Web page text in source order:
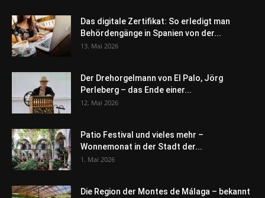
Das digitale Zertifikat: So erledigt man
Behördengänge in Spanien von der...
13. Mai 2026
Der Drehorgelmann von El Palo, Jörg
Perleberg – das Ende einer...
12. Mai 2026
Patio Festival und vieles mehr –
Wonnemonat in der Stadt der...
1. Mai 2026
Die Region der Montes de Málaga – bekannt